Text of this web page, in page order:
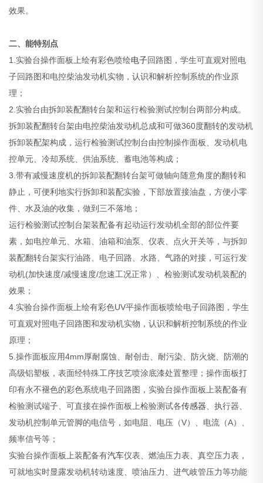
效果。
二、能特别点
1.实验台操作面板上绘有彩色喷绘电子回路图，学生可直观对照电
子回路图和电控柴油发动机实物，认识和解析控制系统的作业原
理；
2.实验台由拆卸装配翻转台架和运行检验测试控制台两部分构成。
拆卸装配翻转台架由电控柴油发动机总成和可做360度翻转的发动机
拆卸装配架构成，运行检验测试控制台由控制操作面板、发动机电
控单元、冷却系统、供油系统、蓄电池等构成；
3.带有减慢速度机的拆卸装配翻转台架可做轴向随意角度的翻转和
静止，可便利地实行拆卸和装配实验，下部放置接油盘，方便小零
件、水及油的收集，做到三不落地；
运行检验测试控制台架装配备有起动运行发动机全部的部位件要
素，如电控单元、水箱、油箱和油泵、仪表、点火开关等，与拆卸
装配翻转台架实行油路、电子回路、水路、气路的对接，可运行发
动机(加快速度/减慢速度/怠速工况正常）、检验测试发动机装配的
效果；
4.实验台操作面板上绘有彩色UV平操作面板喷绘电子回路图，学生
可直观对照电子回路图和发动机实物，认识和解析控制系统的作业
原理；
5.操作面板应用4mm厚耐腐蚀、耐创击、耐污染、防火烧、防潮的
高级铝塑板，表面经特殊工序技艺喷涂底漆处置整理；操作面板打
印有永不褪色的彩色系统电子回路图，实验台操作面板上装配备有
检验测试端子、可直接在操作面板上检验测试各传感器、执行器、
发动机控制单元管脚的电信号，如电阻、电压（V）、电流（A）、
频率信号等；
实验台操作面板上装配备有汽车仪表、燃油压力表、真空压力表，
可就地实时显露发动机转动速度、喷油压力、进气岐管压力等功能